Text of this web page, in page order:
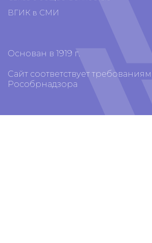
ВГИК в СМИ
Основан в 1919 г.
Сайт соответствует требованиям
Рособрнадзора